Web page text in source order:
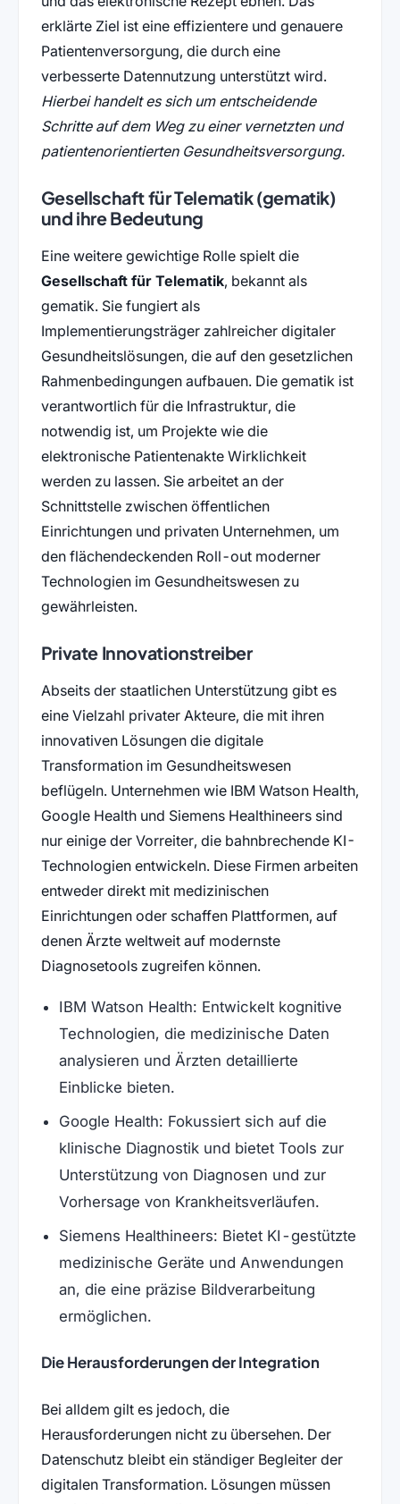
erklärte Ziel ist eine effizientere und genauere
Patientenversorgung, die durch eine
verbesserte Datennutzung unterstützt wird.
Hierbei handelt es sich um entscheidende
Schritte auf dem Weg zu einer vernetzten und
patientenorientierten Gesundheitsversorgung.
Gesellschaft für Telematik (gematik)
und ihre Bedeutung
Eine weitere gewichtige Rolle spielt die
Gesellschaft für Telematik, bekannt als
gematik. Sie fungiert als
Implementierungsträger zahlreicher digitaler
Gesundheitslösungen, die auf den gesetzlichen
Rahmenbedingungen aufbauen. Die gematik ist
verantwortlich für die Infrastruktur, die
notwendig ist, um Projekte wie die
elektronische Patientenakte Wirklichkeit
werden zu lassen. Sie arbeitet an der
Schnittstelle zwischen öffentlichen
Einrichtungen und privaten Unternehmen, um
den flächendeckenden Roll-out moderner
Technologien im Gesundheitswesen zu
gewährleisten.
Private Innovationstreiber
Abseits der staatlichen Unterstützung gibt es
eine Vielzahl privater Akteure, die mit ihren
innovativen Lösungen die digitale
Transformation im Gesundheitswesen
beflügeln. Unternehmen wie IBM Watson Health,
Google Health und Siemens Healthineers sind
nur einige der Vorreiter, die bahnbrechende KI-
Technologien entwickeln. Diese Firmen arbeiten
entweder direkt mit medizinischen
Einrichtungen oder schaffen Plattformen, auf
denen Ärzte weltweit auf modernste
Diagnosetools zugreifen können.
IBM Watson Health: Entwickelt kognitive
Technologien, die medizinische Daten
analysieren und Ärzten detaillierte
Einblicke bieten.
Google Health: Fokussiert sich auf die
klinische Diagnostik und bietet Tools zur
Unterstützung von Diagnosen und zur
Vorhersage von Krankheitsverläufen.
Siemens Healthineers: Bietet KI-gestützte
medizinische Geräte und Anwendungen
an, die eine präzise Bildverarbeitung
ermöglichen.
Die Herausforderungen der Integration
Bei alldem gilt es jedoch, die
Herausforderungen nicht zu übersehen. Der
Datenschutz bleibt ein ständiger Begleiter der
digitalen Transformation. Lösungen müssen